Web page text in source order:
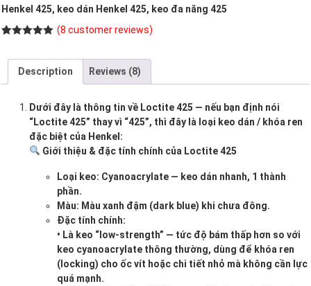
Henkel 425, keo dán Henkel 425, keo đa năng 425
customer
ratings
(8 customer reviews)
Description Reviews (8)
Dưới đây là thông tin về Loctite 425 — nếu bạn định nói
“Loctite 425” thay vì “425”, thì đây là loại keo dán / khóa ren
đặc biệt của Henkel:
Giới thiệu & đặc tính chính của Loctite 425
Loại keo: Cyanoacrylate — keo dán nhanh, 1 thành
phần.
Màu: Màu xanh đậm (dark blue) khi chưa đông.
Đặc tính chính:
• Là keo “low-strength” — tức độ bám thấp hơn so với
keo cyanoacrylate thông thường, dùng để khóa ren
(locking) cho ốc vít hoặc chi tiết nhỏ mà không cần lực
quá mạnh.